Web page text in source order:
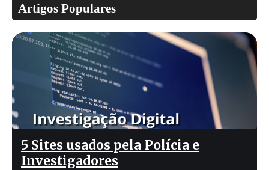
Artigos Populares
5 Sites usados pela Polícia e
Investigadores